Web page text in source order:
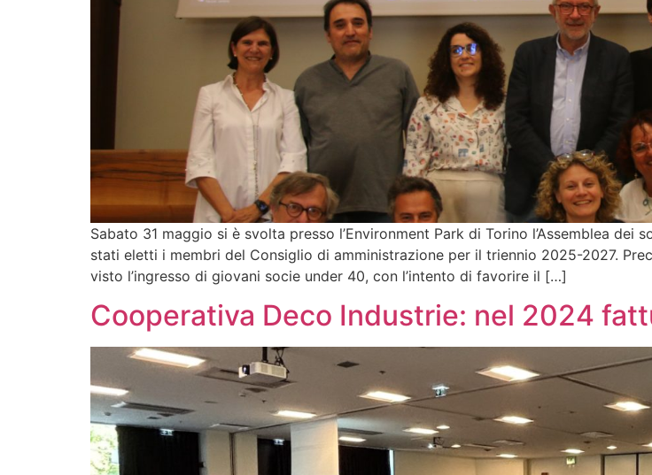
Sabato 31 maggio si è svolta presso l’Environment Park di Torino l’Assemblea
stati eletti i membri del Consiglio di amministrazione per il triennio 2025-2027.
visto l’ingresso di giovani socie under 40, con l’intento di favorire il […]
Cooperativa Deco Industrie: nel 2024